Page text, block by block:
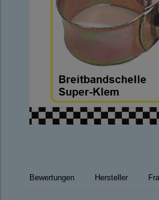
Bewertungen Hersteller